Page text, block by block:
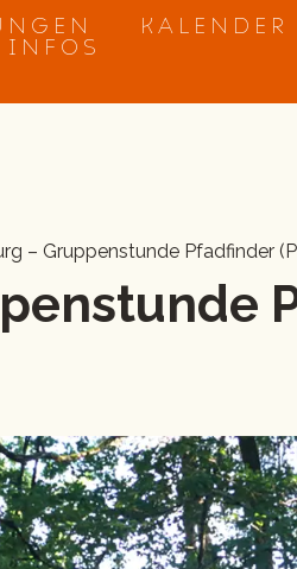
KALENDER
INFOS
– Gruppenstunde Pfadfinder